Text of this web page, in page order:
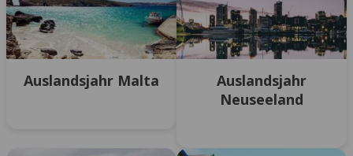
Auslandsjahr Malta
Auslandsjahr
Neuseeland